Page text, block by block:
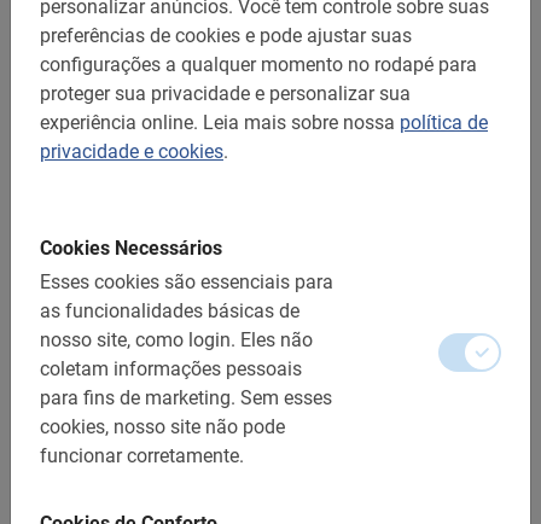
personalizar anúncios. Você tem controle sobre suas
preferências de cookies e pode ajustar suas
configurações a qualquer momento no rodapé para
proteger sua privacidade e personalizar sua
experiência online. Leia mais sobre nossa política de
privacidade e cookies.
Cookies Necessários
Esses cookies são essenciais para
as funcionalidades básicas de
nosso site, como login. Eles não
coletam informações pessoais
para fins de marketing. Sem esses
cookies, nosso site não pode
funcionar corretamente.
A partir de 15 euros
Destinos (1 resultado)
Bucareste